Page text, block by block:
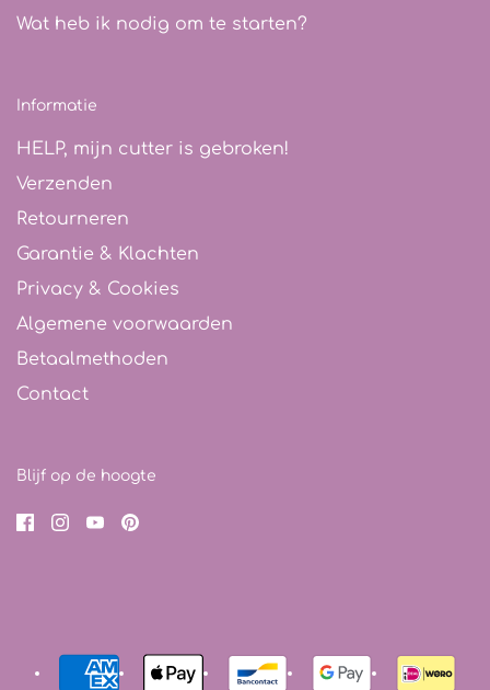
Wat heb ik nodig om te starten?
Informatie
HELP, mijn cutter is gebroken!
Verzenden
Retourneren
Garantie & Klachten
Privacy & Cookies
Algemene voorwaarden
Betaalmethoden
Contact
Blijf op de hoogte